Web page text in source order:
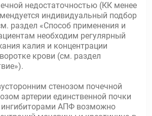
недостаточностью (КК менее
индивидуальный подбор
раздел «Способ применения и
необходим регулярный
калия и концентрации
крови (см. раздел
стенозом почечной
артерии единственной почки
ингибиторами АПФ возможно